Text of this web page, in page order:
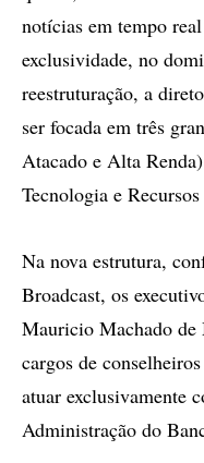
notícias em tempo
exclusividade, no
reestruturação, a
ser focada em três
Atacado e Alta
Tecnologia e
Na nova estrutura,
Broadcast, os
Mauricio Machado de
cargos de
atuar exclusivamente
Administração do